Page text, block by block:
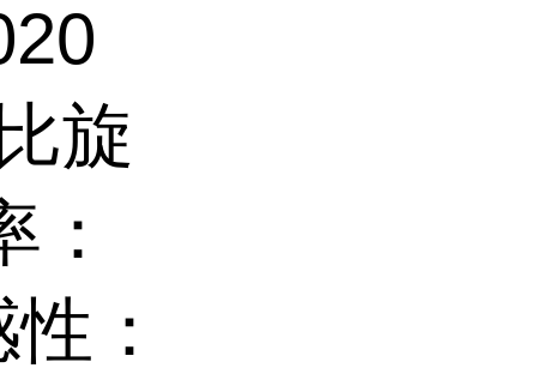
旋
：